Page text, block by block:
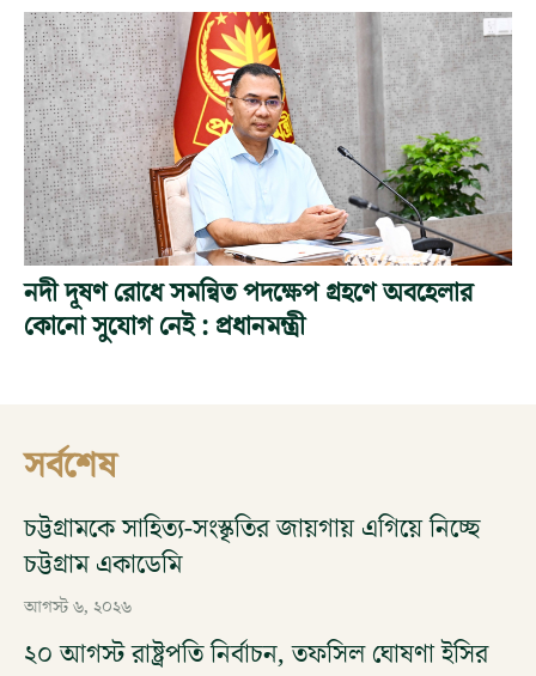
নদী দূষণ রোধে সমন্বিত পদক্ষেপ গ্রহণে অবহেলার
কোনো সুযোগ নেই : প্রধানমন্ত্রী
সর্বশেষ
চট্টগ্রামকে সাহিত্য-সংস্কৃতির জায়গায় এগিয়ে নিচ্ছে
চট্টগ্রাম একাডেমি
আগস্ট ৬, ২০২৬
২০ আগস্ট রাষ্ট্রপতি নির্বাচন, তফসিল ঘোষণা ইসির